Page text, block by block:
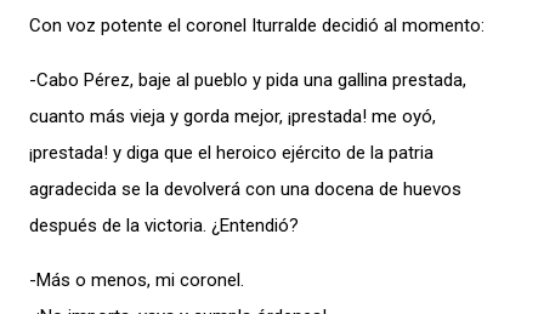
Con voz potente el coronel Iturralde decidió al momento:
-Cabo Pérez, baje al pueblo y pida una gallina prestada,
cuanto más vieja y gorda mejor, ¡prestada! me oyó,
¡prestada! y diga que el heroico ejército de la patria
agradecida se la devolverá con una docena de huevos
después de la victoria. ¿Entendió?
-Más o menos, mi coronel.